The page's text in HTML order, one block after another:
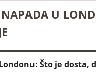
NAPADA U
Što je dosta,